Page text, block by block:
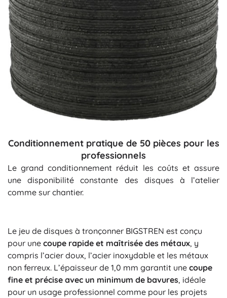
Conditionnement pratique de 50 pièces pour les
professionnels
Le grand conditionnement réduit les coûts et assure
une disponibilité constante des disques à l’atelier
comme sur chantier.
Le jeu de disques à tronçonner BIGSTREN est conçu
pour une coupe rapide et maîtrisée des métaux, y
compris l’acier doux, l’acier inoxydable et les métaux
non ferreux. L’épaisseur de 1,0 mm garantit une coupe
fine et précise avec un minimum de bavures, idéale
pour un usage professionnel comme pour les projets